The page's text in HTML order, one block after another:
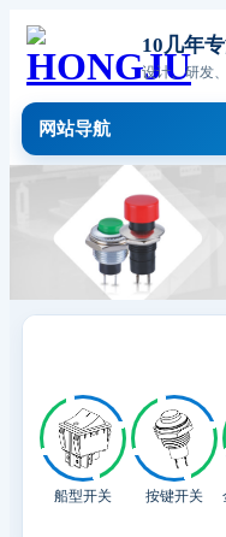
10几年
设计、研发
网站导航
船型开关 按键开关